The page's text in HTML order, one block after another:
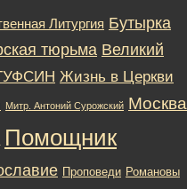
Литургия Бутырка
тюрьма Великий
Жизнь в Церкви
Митр. Антоний Сурожский Москва
Помощник
Проповеди Романовы